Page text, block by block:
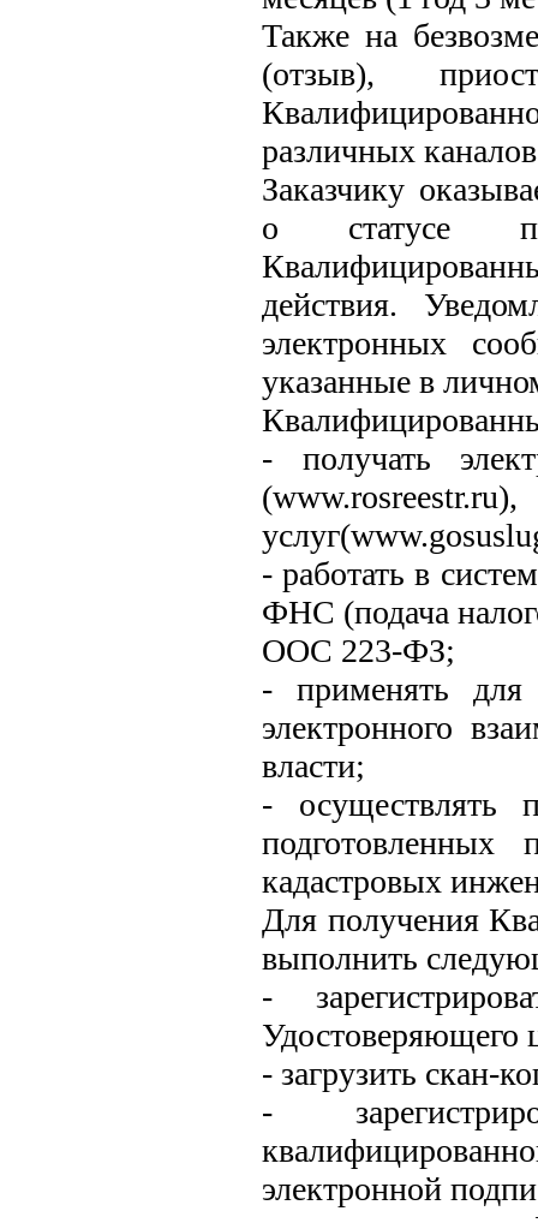
Также на
(отзыв),
различных
Заказчику
о статусе
действия.
электронных
указанные в
- получать
- работать в
ФНС (подача
ООС 223-ФЗ;
- применять для
электронного
власти;
- осуществлять
подготовленных
кадастровых
Для получения
выполнить
-
Удостоверяющего
- загрузить скан-
-
электронной